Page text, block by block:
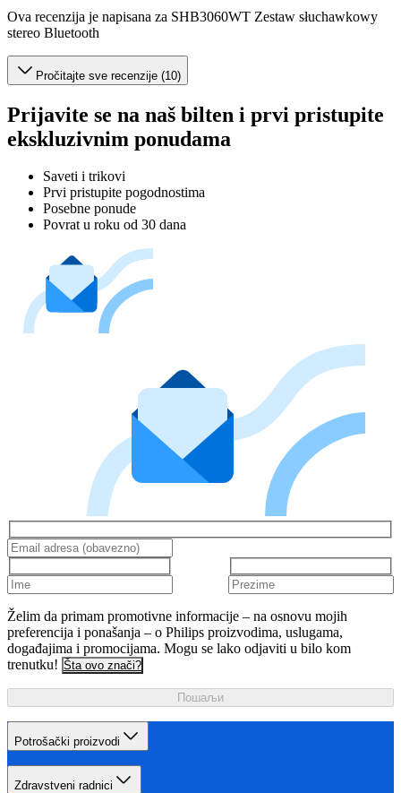
Ova recenzija je napisana za SHB3060WT Zestaw słuchawkowy
stereo Bluetooth
Pročitajte sve recenzije (10)
Prijavite se na naš bilten i prvi pristupite
ekskluzivnim ponudama
Saveti i trikovi
Prvi pristupite pogodnostima
Posebne ponude
Povrat u roku od 30 dana
Želim da primam promotivne informacije – na osnovu mojih
preferencija i ponašanja – o Philips proizvodima, uslugama,
događajima i promocijama. Mogu se lako odjaviti u bilo kom
trenutku! Šta ovo znači?
Пошаљи
Potrošački proizvodi
Zdravstveni radnici